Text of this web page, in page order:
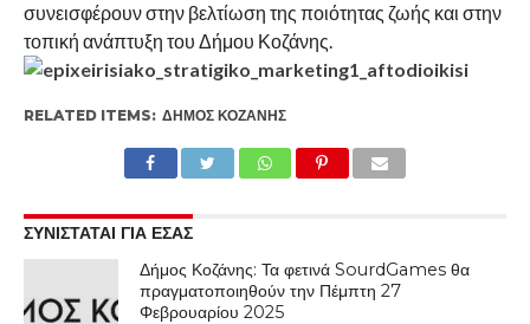
συνεισφέρουν στην βελτίωση της ποιότητας ζωής και στην
τοπική ανάπτυξη του Δήμου Κοζάνης.
RELATED ITEMS: ΔΉΜΟΣ ΚΟΖΆΝΗΣ
ΣΥΝΙΣΤΑΤΑΙ ΓΙΑ ΕΣΑΣ
Δήμος Κοζάνης: Τα φετινά SourdGames θα
πραγματοποιηθούν την Πέμπτη 27
Φεβρουαρίου 2025